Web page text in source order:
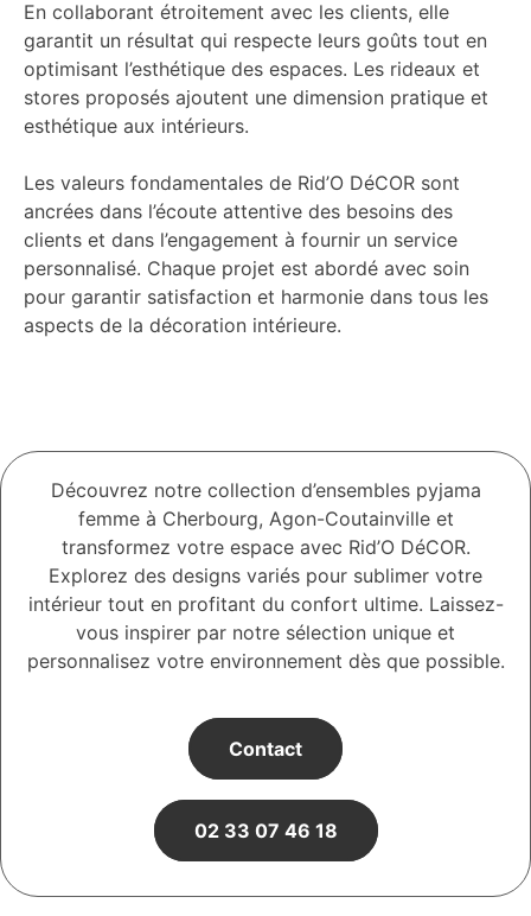
En collaborant étroitement avec les clients, elle
garantit un résultat qui respecte leurs goûts tout en
optimisant l’esthétique des espaces. Les rideaux et
stores proposés ajoutent une dimension pratique et
esthétique aux intérieurs.
Les valeurs fondamentales de Rid’O DéCOR sont
ancrées dans l’écoute attentive des besoins des
clients et dans l’engagement à fournir un service
personnalisé. Chaque projet est abordé avec soin
pour garantir satisfaction et harmonie dans tous les
aspects de la décoration intérieure.
Découvrez notre collection d’ensembles pyjama
femme à Cherbourg, Agon-Coutainville et
transformez votre espace avec Rid’O DéCOR.
Explorez des designs variés pour sublimer votre
intérieur tout en profitant du confort ultime. Laissez-
vous inspirer par notre sélection unique et
personnalisez votre environnement dès que possible.
Contact
02 33 07 46 18